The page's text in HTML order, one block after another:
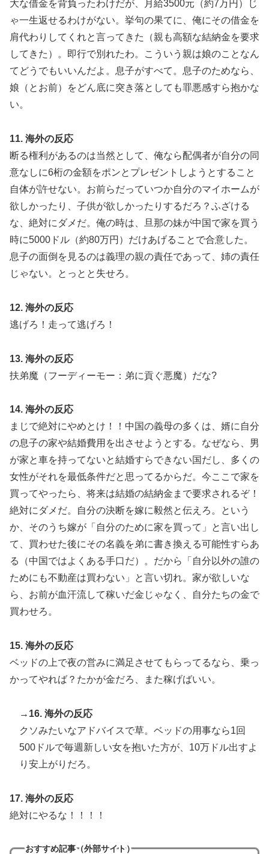
大な借金を背負ったわけだが、月給3500元（約7万円）じ
ゃ一生返せるわけがない。挙句の果てに、俺にその借金を
肩代わりしてくれと言ってきた（親も高額な結納金を要求
してきた）。即行で別れたわ。こういう親は娘のことなん
てどうでもいいんだよ。息子がすべて。息子のためなら、
娘（とお前）をどん底に突き落としても罪悪感すら抱かな
い。
11. 海外の反応
断る権利があるのは当然として、俺なら配偶者が自分の同
意なしに6桁の金額をポンとプレゼントしようとすること
自体が許せない。お前らだっていつか自分のマイホームが
欲しかったり、子供が欲しかったりするだろ？ふざける
な、絶対にダメだ。俺の時は、旦那の妹が中国で家を買う
時に5000ドル（約80万円）だけあげることで合意した。
息子の面倒を見るのは義理の親の責任であって、姉の責任
じゃない。とっとと失せろ。
12. 海外の反応
逃げろ！走って逃げろ！
13. 海外の反応
扶弟魔（フーディーモー：弟に貢ぐ悪魔）だな?
14. 海外の反応
まじで絶対にやめとけ！！中国の義母の多くは、婿に自分
の息子の家や結婚費用を出させようとする。なぜなら、男
が家と車を持ってないと結婚すらできない国だし、多くの
女性がそれを最低条件だと思ってるからだ。今ここで家を
買ってやったら、将来は結婚の結納金まで要求されるぞ！
絶対にダメだ。自分の決断を嫁に毅然と伝えろ。という
か、そのうち嫁が「自分のために家を買って」と言い出し
て、買わせた後にその名義を弟に書き換える可能性すらあ
る（中国ではよくある手口だ）。だから「自分以外の誰の
ためにも不動産は買わない」と言い切れ。家が欲しいな
ら、お前が血汗流して稼いだ金じゃなく、自分たちの金で
買わせろ。
15. 海外の反応
ベッドの上で夜の営みに満足させてもらってるなら、乗っ
かってやれば？たかが金だろ、また稼げばいい。
→16. 海外の反応
クソみたいなアドバイスで草。ベッドの用事なら1回
500ドルで毎週新しい女を抱いた方が、10万ドル出すよ
り安上がりだろ。
17. 海外の反応
絶対にやるな！！！！
おすすめ記事（外部サイト）